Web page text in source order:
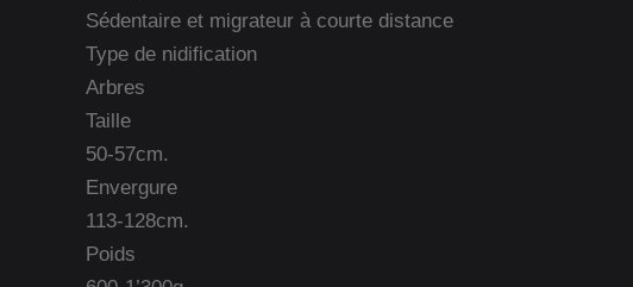
Sédentaire et migrateur à courte distance
Type de nidification
Arbres
Taille
50-57cm.
Envergure
113-128cm.
Poids